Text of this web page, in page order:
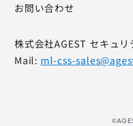
お問い合わせ
株式会社AGEST セキュ
Mail: ml-css-